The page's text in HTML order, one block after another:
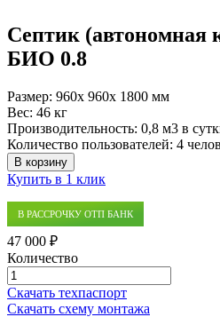
Септик (автономная
БИО 0.8
Размер: 960x 960x 1800 мм
Вес: 46 кг
Производительность: 0,8 м3 в
Количество пользователей: 4
В корзину
Купить в 1 клик
В РАССРОЧКУ ОТП БАНК
47 000 ₽
Количество
Количество
товара
Септик
Скачать техпаспорт
Скачать схему монтажа